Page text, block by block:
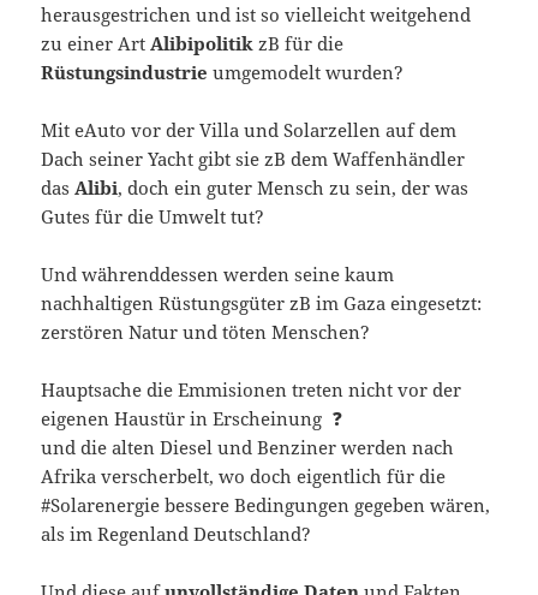
herausgestrichen und ist so vielleicht weitgehend
zu einer ArtAlibipolitik zB für die
Rüstungsindustrie umgemodelt wurden?
Mit eAuto vor der Villa und Solarzellen auf dem
Dach seiner Yacht gibt sie zB dem Waffenhändler
dasAlibi, doch ein guter Mensch zu sein, der was
Gutes für die Umwelt tut?
Und währenddessen werden seine kaum
nachhaltigen Rüstungsgüter zB im Gaza eingesetzt:
zerstören Natur und töten Menschen?
Hauptsache die Emmisionen treten nicht vor der
eigenen Haustür in Erscheinung ❓
und die alten Diesel und Benziner werden nach
Afrika verscherbelt, wo doch eigentlich für die
#Solarenergie bessere Bedingungen gegeben wären,
als im Regenland Deutschland?